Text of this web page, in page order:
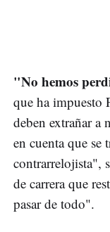
"No hemos
que ha impuesto
deben extrañar a
en cuenta que se
contrarrelojista",
de carrera que
pasar de todo".